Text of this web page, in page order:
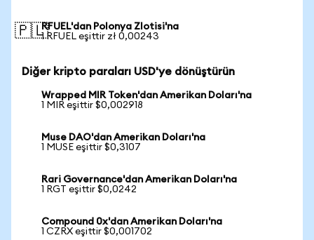
🇵🇱RFUEL'dan Polonya Zlotisi'na
1 RFUEL eşittir zł 0,00243
Diğer kripto paraları USD'ye dönüştürün
Wrapped MIR Token'dan Amerikan Doları'na
1 MIR eşittir $0,002918
Muse DAO'dan Amerikan Doları'na
1 MUSE eşittir $0,3107
Rari Governance'dan Amerikan Doları'na
1 RGT eşittir $0,0242
Compound 0x'dan Amerikan Doları'na
1 CZRX eşittir $0,001702